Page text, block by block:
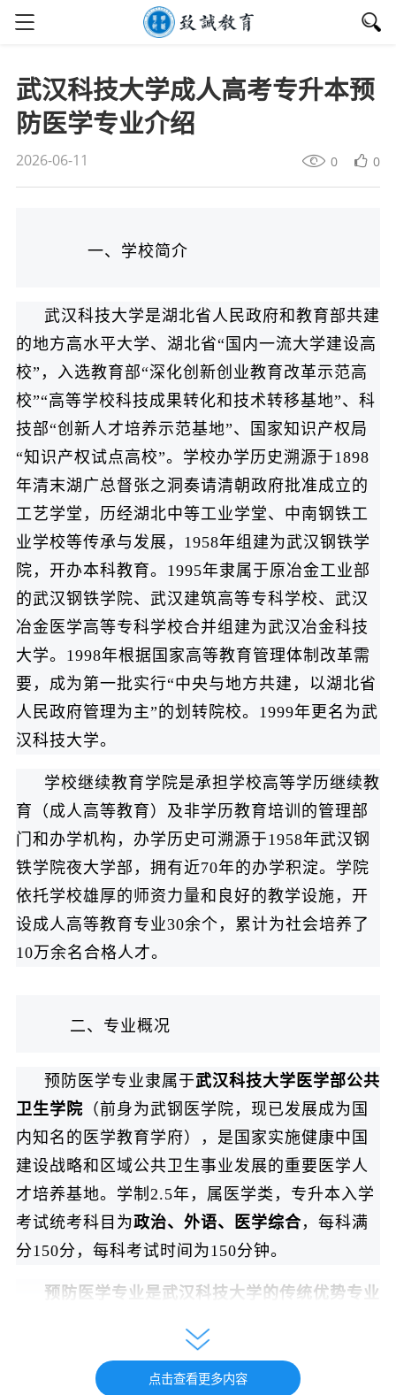
武汉科技大学成人高考专升本预
防医学专业介绍
2026-06-11 0 0
一、学校简介
武汉科技大学是湖北省人民政府和教育部共建
的地方高水平大学、湖北省“国内一流大学建设高
校”，入选教育部“深化创新创业教育改革示范高
校”“高等学校科技成果转化和技术转移基地”、科
技部“创新人才培养示范基地”、国家知识产权局
“知识产权试点高校”。学校办学历史溯源于1898
年清末湖广总督张之洞奏请清朝政府批准成立的
工艺学堂，历经湖北中等工业学堂、中南钢铁工
业学校等传承与发展，1958年组建为武汉钢铁学
院，开办本科教育。1995年隶属于原冶金工业部
的武汉钢铁学院、武汉建筑高等专科学校、武汉
冶金医学高等专科学校合并组建为武汉冶金科技
大学。1998年根据国家高等教育管理体制改革需
要，成为第一批实行“中央与地方共建，以湖北省
人民政府管理为主”的划转院校。1999年更名为武
汉科技大学。
学校继续教育学院是承担学校高等学历继续教
育（成人高等教育）及非学历教育培训的管理部
门和办学机构，办学历史可溯源于1958年武汉钢
铁学院夜大学部，拥有近70年的办学积淀。学院
依托学校雄厚的师资力量和良好的教学设施，开
设成人高等教育专业30余个，累计为社会培养了
10万余名合格人才。
二、专业概况
预防医学专业隶属于武汉科技大学医学部公共
卫生学院 （前身为武钢医学院，现已发展成为国
内知名的医学教育学府），是国家实施健康中国
建设战略和区域公共卫生事业发展的重要医学人
才培养基地。学制2.5年，属医学类，专升本入学
考试统考科目为政治、外语、医学综合，每科满
分150分，每科考试时间为150分钟。
预防医学专业是武汉科技大学的传统优势专业
本专业依托医学部公共卫生与预防医学一级
学科硕士点，并依托“化学工程与技术”和“安全科
点击查看更多内容